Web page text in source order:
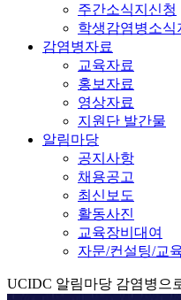
주간소식지신청
학생감염병소식
감염병자료
교육자료
홍보자료
영상자료
지원단 발간물
알림마당
공지사항
채용공고
최신보도
활동사진
교육장비대여
자문/컨설팅/교
UCIDC 알림마당 감염병으